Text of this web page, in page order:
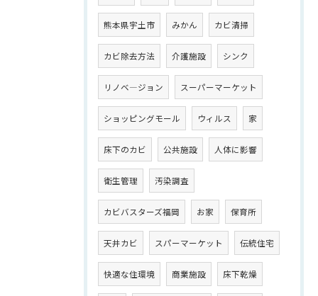
熊本県宇土市 みかん カビ清掃
カビ除去方法 介護施設 シンク
リノベ―ジョン スーパーマーケット
ショッピングモール ウィルス 家
床下のカビ 公共施設 人体に影響
衛生管理 汚染調査
カビバスターズ福岡 お家 保育所
天井カビ スパーマーケット 伝統住宅
快適な住環境 商業施設 床下乾燥